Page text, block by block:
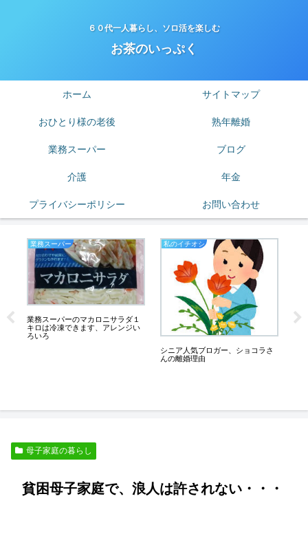
６０代一人暮らし、ソロ活を楽しむ
お茶のいっぷく
ホーム サイトマップ
おひとり様の老後 熟年離婚
業務スーパー ブログ
介護 年金
プライバシーポリシー お問い合わせ
業務スーパー
業務スーパーのマカロニサラダ１
キロは冷凍できます、アレンジい
ろいろ
私のイチオシ
シニア人気ブロガー、ショコラさ
んの離婚理由
消
母子家庭の暮らし
貧困母子家庭で、浪人は許されない・・・